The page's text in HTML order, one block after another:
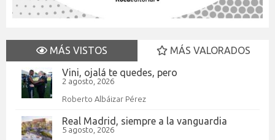
MÁS VISTOS
MÁS VALORADOS
Vini, ojalá te quedes, pero
2 agosto, 2026
Roberto Albáizar Pérez
Real Madrid, siempre a la vanguardia
5 agosto, 2026